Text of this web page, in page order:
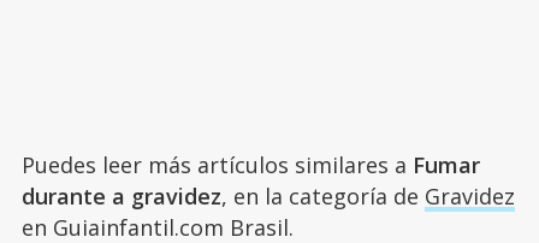
Puedes leer más artículos similares a Fumar
durante a gravidez, en la categoría de Gravidez
en Guiainfantil.com Brasil.